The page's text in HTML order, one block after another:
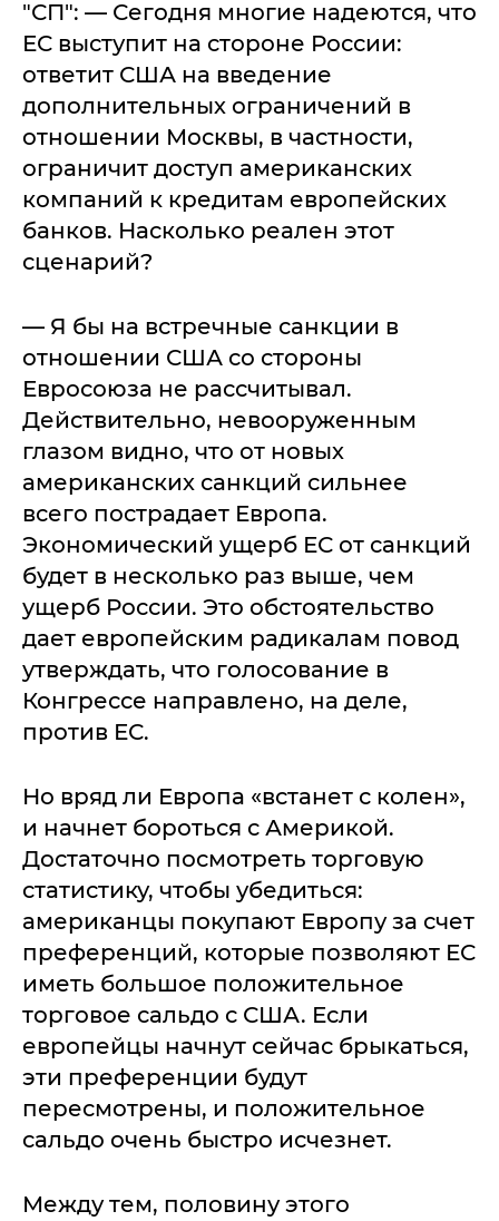
"СП": — Сегодня многие надеются, что
ЕС выступит на стороне России:
ответит США на введение
дополнительных ограничений в
отношении Москвы, в частности,
ограничит доступ американских
компаний к кредитам европейских
банков. Насколько реален этот
сценарий?
— Я бы на встречные санкции в
отношении США со стороны
Евросоюза не рассчитывал.
Действительно, невооруженным
глазом видно, что от новых
американских санкций сильнее
всего пострадает Европа.
Экономический ущерб ЕС от санкций
будет в несколько раз выше, чем
ущерб России. Это обстоятельство
дает европейским радикалам повод
утверждать, что голосование в
Конгрессе направлено, на деле,
против ЕС.
Но вряд ли Европа «встанет с колен»,
и начнет бороться с Америкой.
Достаточно посмотреть торговую
статистику, чтобы убедиться:
американцы покупают Европу за счет
преференций, которые позволяют ЕС
иметь большое положительное
торговое сальдо с США. Если
европейцы начнут сейчас брыкаться,
эти преференции будут
пересмотрены, и положительное
сальдо очень быстро исчезнет.
Между тем, половину этого